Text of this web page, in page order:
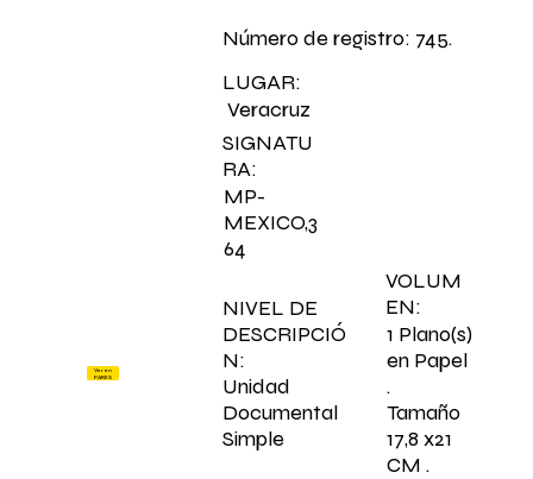
Número de registro: 745.
SIGNATU
RA:
MP-
MEXICO,3
64
LUGAR:
Veracruz
NIVEL DE
DESCRIPCIÓ
N:
Unidad
Documental
Simple
Ver en
PARES
VOLUM
EN:
1 Plano(s)
en Papel
.
Tamaño
17,8 x21
CM .